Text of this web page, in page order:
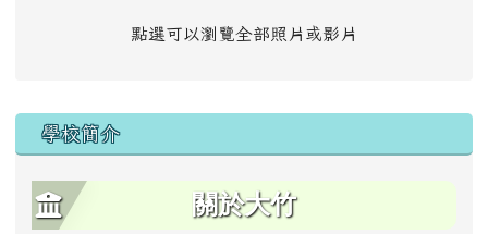
點選可以瀏覽全部照片或影片
學校簡介
關於大竹